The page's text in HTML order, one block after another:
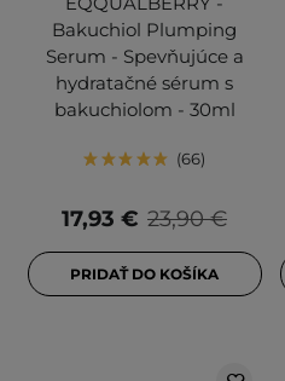
Bakuchiol Plumping
Serum - Spevňujúce a
hydratačné sérum s
bakuchiolom - 30ml
66
23,90 €
17,93 €
PRIDAŤ DO KOŠÍKA